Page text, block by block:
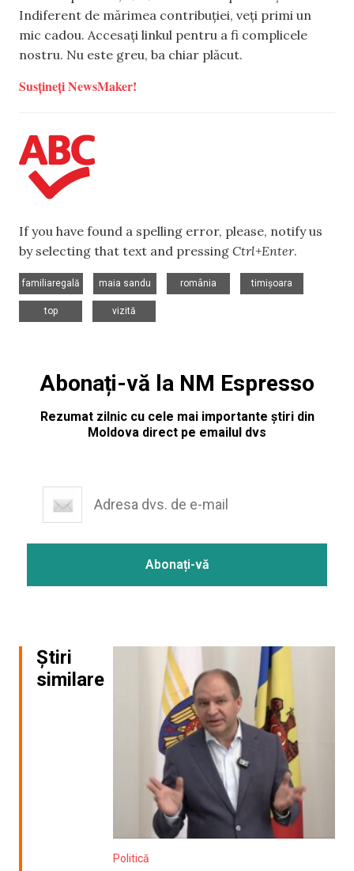
Indiferent de mărimea contribuției, veți primi un
mic cadou. Accesați linkul pentru a fi complicele
nostru. Nu este greu, ba chiar plăcut.
Susțineți NewsMaker!
If you have found a spelling error, please, notify us
by selecting that text and pressing Ctrl+Enter.
familiaregală
maia sandu
românia
timișoara
top
vizită
Abonați-vă la NM Espresso
Rezumat zilnic cu cele mai importante știri din
Moldova direct pe emailul dvs
Știri
similare
Politică